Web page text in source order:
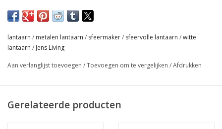
wordt iedere (overdekte) plek in of rondom huis sfeervol. Tip:
de Sil serie!
lantaarn / metalen lantaarn / sfeermaker/ sfeervolle lantaarn /witte
lantaarn / Jens Living
Aan verlanglijst toevoegen /Toevoegen om te vergelijken /Afdrukken
Gerelateerde producten